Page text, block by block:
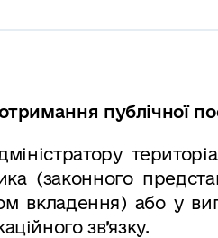
публічної
(законного
вкладення) або у
зв’язку.